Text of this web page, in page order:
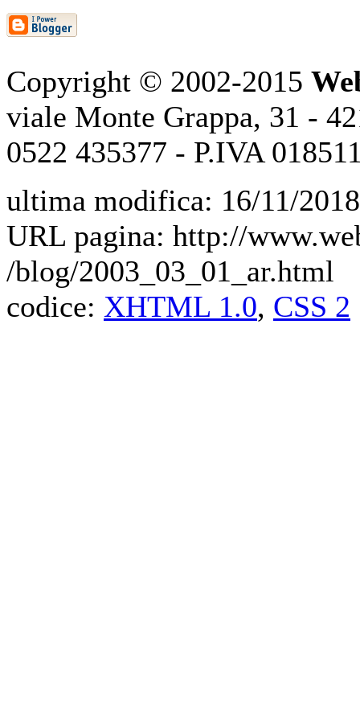
Copyright © 2002-2015
viale Monte Grappa, 31 -
0522 435377 - P.IVA
ultima modifica: 16/11/
URL pagina: http://
/blog/2003_03_01_ar.html
codice: XHTML 1.0, CSS 2